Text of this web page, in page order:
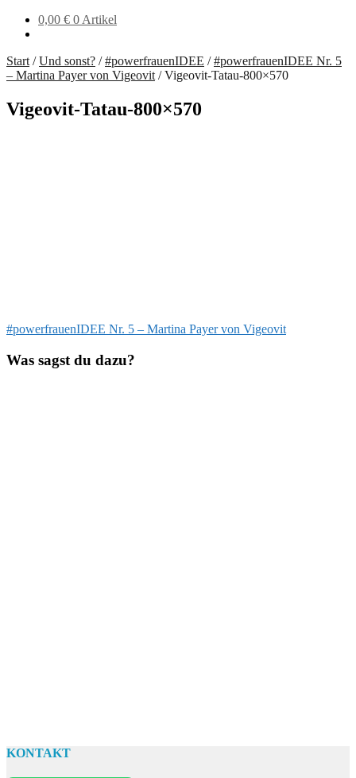
0,00 € 0 Artikel
Start /Und sonst? /#powerfrauenIDEE /#powerfrauenIDEE Nr. 5
– Martina Payer von Vigeovit /Vigeovit-Tatau-800×570
Vigeovit-Tatau-800×570
Beitragsnavigation
Vorheriger
#powerfrauenIDEE Nr. 5 – Martina Payer von Vigeovit
Was sagst du dazu?
KONTAKT